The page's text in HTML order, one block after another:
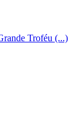
Troféu (...)